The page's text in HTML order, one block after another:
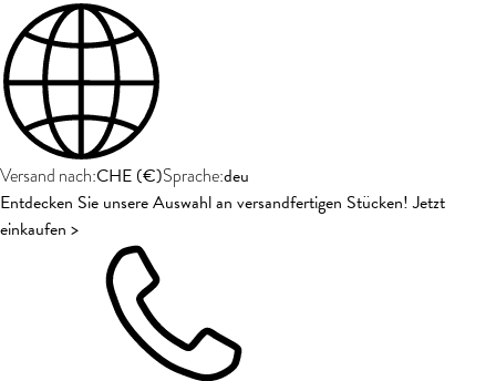
Versand nach:CHE (€)Sprache:deu
Entdecken Sie unsere Auswahl an versandfertigen Stücken! Jetzt
einkaufen >